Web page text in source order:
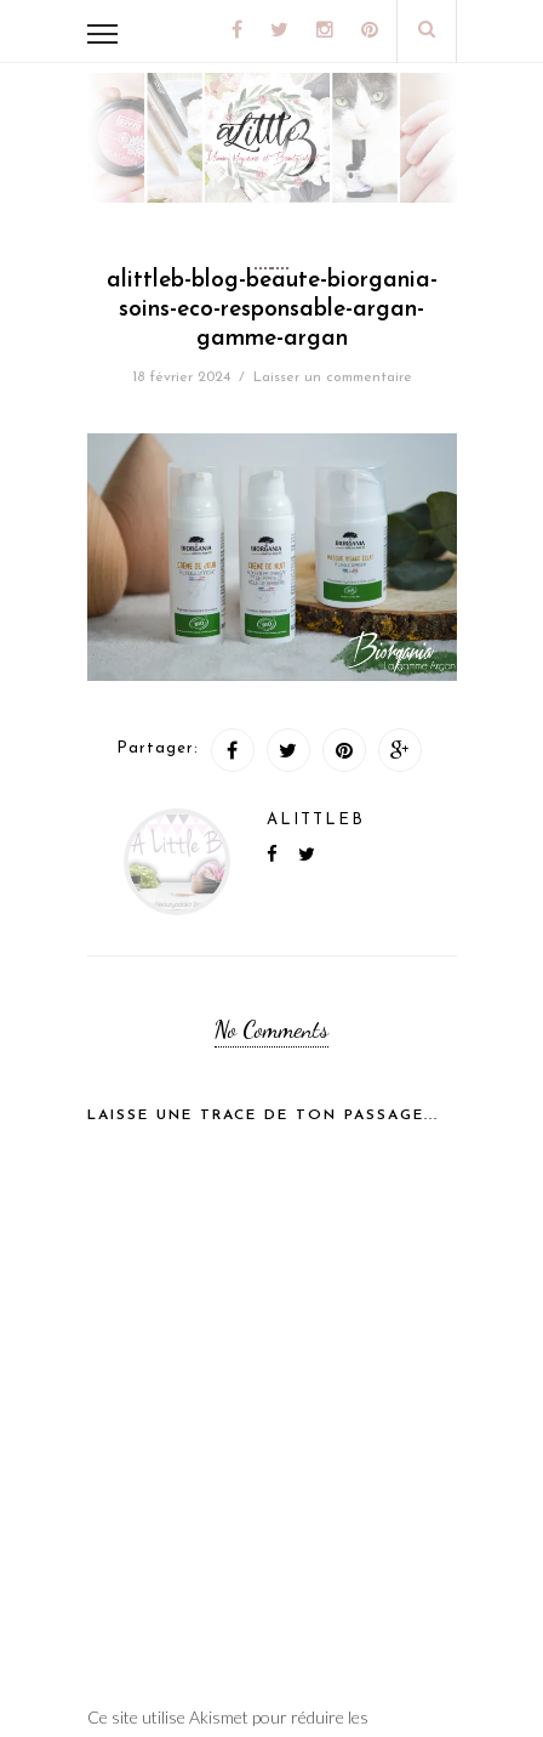
alittleb-blog-beaute-biorgania-
soins-eco-responsable-argan-
gamme-argan
18 février 2024 / Laisser un commentaire
Partager:
ALITTLEB
No Comments
LAISSE UNE TRACE DE TON PASSAGE...
Ce site utilise Akismet pour réduire les